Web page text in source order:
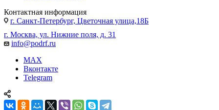
Контактная информация
г. Санкт-Петербург, Цветочная улица,18Б
г. Москва, ул. Нижние поля, д. 31
info@podrf.ru
MAX
Вконтакте
Telegram